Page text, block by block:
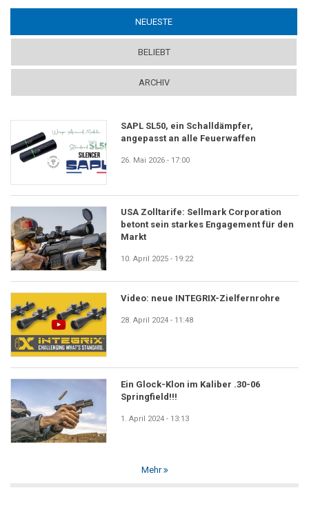
NEUESTE
BELIEBT
ARCHIV
SAPL SL50, ein Schalldämpfer,
angepasst an alle Feuerwaffen
26. Mai 2026 - 17:00
USA Zolltarife: Sellmark Corporation
betont sein starkes Engagement für den
Markt
10. April 2025 - 19:22
Video: neue INTEGRIX-Zielfernrohre
28. April 2024 - 11:48
Ein Glock-Klon im Kaliber .30-06
Springfield!!!
1. April 2024 - 13:13
Mehr